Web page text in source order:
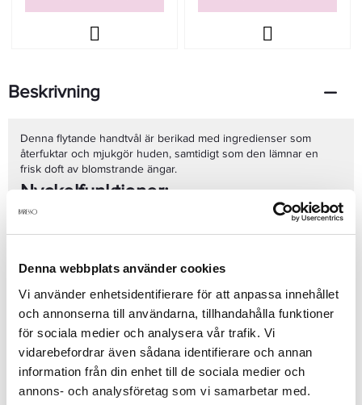
Denna webbplats använder cookies
Vi använder enhetsidentifierare för att anpassa innehållet
och annonserna till användarna, tillhandahålla funktioner
för sociala medier och analysera vår trafik. Vi
vidarebefordrar även sådana identifierare och annan
information från din enhet till de sociala medier och
annons- och analysföretag som vi samarbetar med.
Beskrivning
Denna flytande handtvål är berikad med ingredienser som
återfuktar och mjukgör huden, samtidigt som den lämnar en
frisk doft av blomstrande ängar.
Nyckelfunktioner:
Innehåller glycerin som hjälper till
att behålla hudens fuktbalans, vilket ger mjuka och
Frisk doft:Doften av blomstrande ängar ger en behaglig
Vegansk och cruelty-free:Produkten är tillverkad av 100%
veganska ingredienser och är inte testad på djur.
Fri från skadliga ämnen:Innehåller inga sulfater,
parabener eller silikoner, vilket gör den skonsam mot
både hud och miljö.
Tillverkad i Sverige:Högkvalitativa ingredienser och
Fördelar:
Skonsam rengöring:Effektivt avlägsnar smuts och
orenheter utan att torka ut huden.
Återfuktande effekt:Håller händerna mjuka och